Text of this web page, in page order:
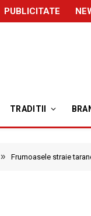
PUBLICITATE
TRADITII
» Frumoasele straie